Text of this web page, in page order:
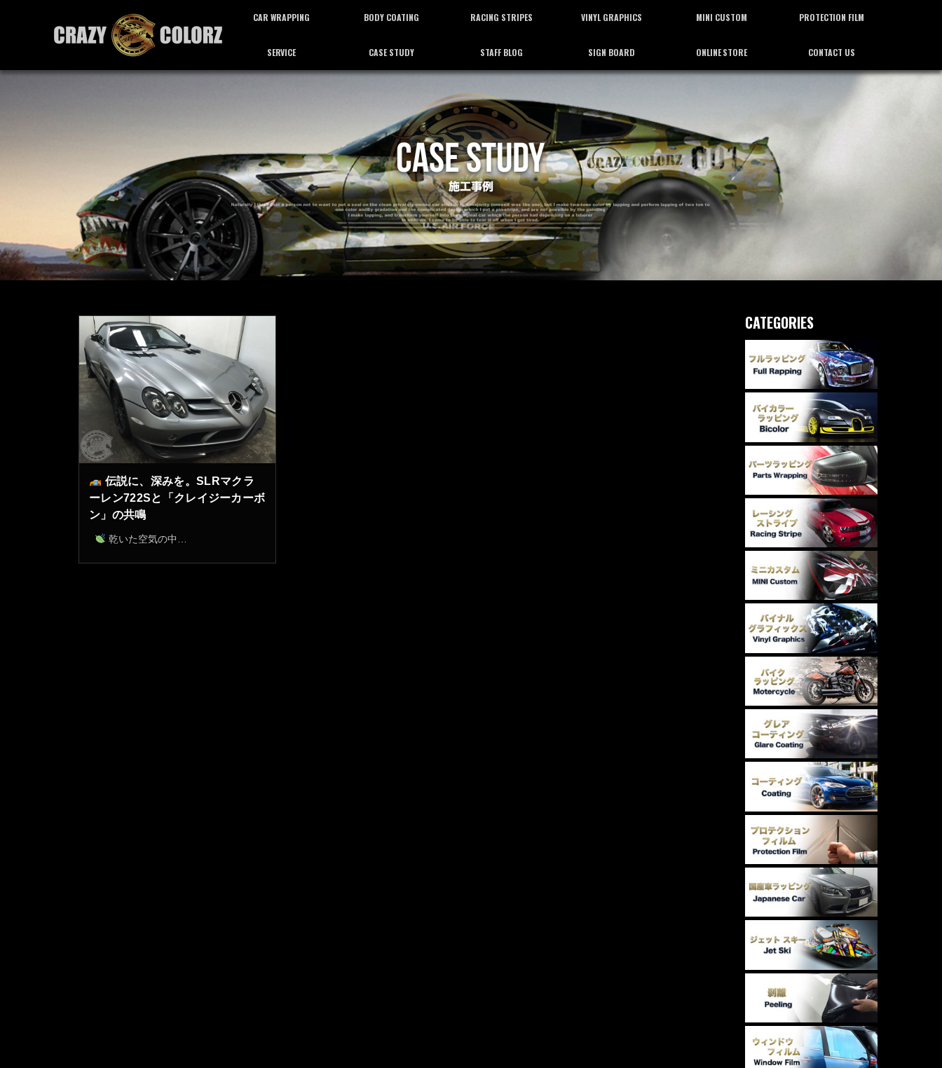
CAR WRAPPING
カーラッピング
BODY COATING
ボディーコーティング
RACING STRIPES
レーシングストライプ
VINYL GRAPHICS
バイナルグラフィックス
MINI CUSTOM
ミニカスタム
PROTECTION FILM
プロテクション フィルム
SERVICE CASE STUDY STAFF BLOG SIGN BOARD ONLINE STORE CONTACT US
伝説に、深みを。SLRマクラ
ーレン722Sと「クレイジーカーボ
ン」の共鳴
乾いた空気の中…
CATEGORIES